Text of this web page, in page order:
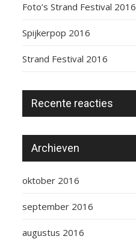
Foto’s Strand Festival 2016
Spijkerpop 2016
Strand Festival 2016
Recente reacties
Archieven
oktober 2016
september 2016
augustus 2016